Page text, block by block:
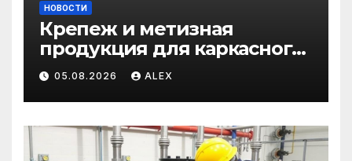
НОВОСТИ
Крепеж и метизная
продукция для каркасного
и загородного
строительства: от
саморезов до анкеров
05.08.2026 ALEX